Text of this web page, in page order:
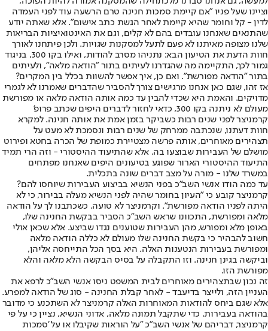
וציינו שעל פניו "אם קיימת סמכות חנינה טרם הרשעה עוד לפני העמדה
לדין - קל וחומר שהיא קיימת לאחר הגשת כתב אישום". אלא שאתה יודע
שהתנאים שאנחנו עובדים בהם לא קלים, וגם את האינטואיציות הבריאות
שלנו מצופה מאיתנו לא פעם לתעל למסקנות שגויות. ולכן פיתחנו לאורך
חוות הדעת את הטיעון הבא: נתניהו מסרב להודות, ואילו בקו 300, בניגוד
גמור לכך, התקיימה מה שהגדרנו לעיתים בתור "הודאה מלאה", ולעיתים
בתור "הודאה מפורשת". ואם כן, איך אפשר להשוות בכלל בין המקרים?
אז זהו, שגם כאן אנחנו מרגישים צורך להסביר שהדברים שאמרנו לא לגמרי
מדויקים. והאמת היא שכדי להבין עד כמה אותה הודאה מלאה או מפורשת
מעולם לא ניתנה בקו 300, כדאי לחזור לדברים היפים שכתב פרופ'
קרמניצר לפני שנים רבות כשביקר בזמן אמת את אותה חנינה. למקרא
חוות דעתנו, שנכתבה ממרחק של שנים רבות ונסמכת לא מעט על
תצהירים מאוחרים, אותה פרשה מצטיירת כמופת של הכרה בחטא ופירוט
מושלם של העבירות שבוצעו בה. אלא שהתיעוד ההיסטורי - וזה הרי תמיד
התיעוד ההיסטורי הארור שפוגע בטיעונים היפים שאנחנו מפתחים
במשרד שלנו - מורה על מצב דברים שונה בתכלית.
עד כמה הודו אנשי השב"כ בפני הנשיא בביצוע העבירות שיוחסו להם?
קרמניצר קובע כי "העיון בחומר שהיה לפני הנשיא מעלה בבירור, כי לא
היתה לפניו הודאה מפורשת". וקרמניצר לא טועה. כשכתבנו לך על הודאה
מלאה ומפורשת, התכוונו שראש השב"כ הסביר בבקשת החנינה שלו,
באופן מלא ומפורש, מהן העבירות שטוענים נגדו שביצע. אלא שכאן אולי
חשוב להבהיר כי בקשת החנינה שלו מעולם לא כללה הודאה מלאה
ומפורשת בעבירות הנטענות האלה. היא בסך הכל התייחסה אליהן,
וביקשה בגינן חנינה. וזו התקבלה על בסיס הבקשה הלא מלאה והלא
מפורשת הזו.
זה נכון שבתצהירים מאוחרים לבית המשפט ניסו אנשי השב"כ לרפא את
העניין הזה, ולייצר בדיעבד - לאחר קבלת החנינה - סוג של הודאה למפרע.
אלא שגם ביחס להודאות המאוחרות האלה קרמניצר לא השתכנע כי מדובר
בהודאה בעבירות. כדי שתקבל תמונה מלאה, אדוני הנשיא, נציין כי על פי
קרמניצר, דבריהם של אנשי השב"כ "על הוראות שקיבלו או על 'סמכות